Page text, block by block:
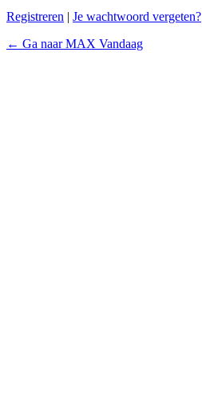
Registreren | Je wachtwoord vergeten?
← Ga naar MAX Vandaag